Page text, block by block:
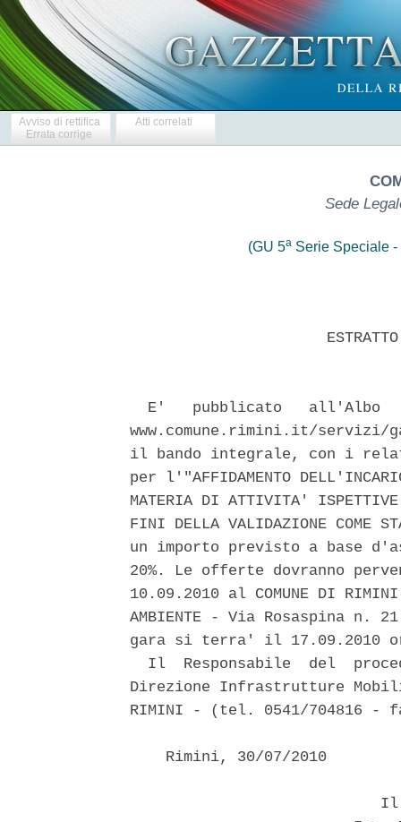
Avviso di rettifica
Errata corrige
Atti correlati
Sede
(GU 5aSerie Speciale -
E'   pubblicato   all'Albo
www.comune.rimini.it/servizi/
il bando integrale, con i
per l'"AFFIDAMENTO
MATERIA DI ATTIVITA' ISPETTIVE
FINI DELLA VALIDAZIONE
un importo previsto a base
20%. Le offerte dovranno
10.09.2010 al COMUNE DI RIMINI
AMBIENTE - Via Rosaspina n.
gara si terra' il 17.09.2010
Il  Responsabile  del
Direzione Infrastrutture
RIMINI - (tel. 0541/704816 -
    Rimini, 30/07/2010